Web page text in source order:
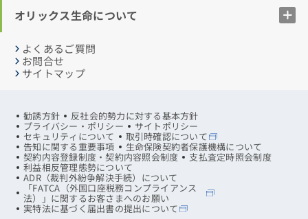
オリックス生命について
よくあるご質問
お問合せ
サイトマップ
勧誘方針 反社会的勢力に対する基本方針
プライバシー・ポリシー サイトポリシー
セキュリティについて 取引時確認について
告知に関する重要事項 生命保険契約者保護機構について
契約内容登録制度・契約内容照会制度 支払査定時照会制度
利益相反管理態勢について
ADR（裁判外紛争解決手続）について
「FATCA（外国口座税務コンプライアンス
法）」に関するお客さまへのお願い
実特法に基づく届出書の提出について